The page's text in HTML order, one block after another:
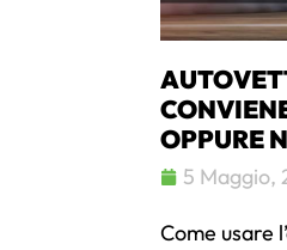
OPPURE
5 Maggio,
Come usare